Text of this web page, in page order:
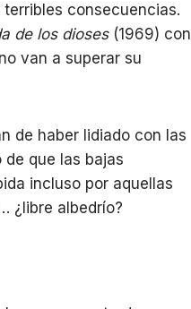
consecuencias.
de los dioses(1969) con
van a superar su
de haber lidiado con las
que las bajas
incluso por aquellas
¿libre albedrío?